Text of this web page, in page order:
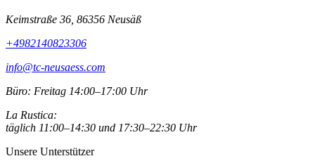
Keimstraße 36, 86356 Neusäß
+4982140823306
info@tc-neusaess.com
Büro: Freitag 14:00–17:00 Uhr
La Rustica:
täglich 11:00–14:30 und 17:30–22:30 Uhr
Unsere Unterstützer